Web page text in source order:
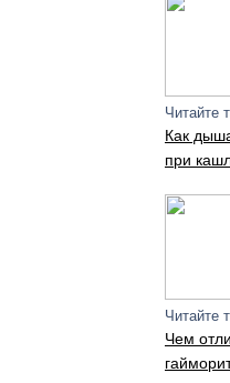
Читайте
Как
при
Читайте
Чем